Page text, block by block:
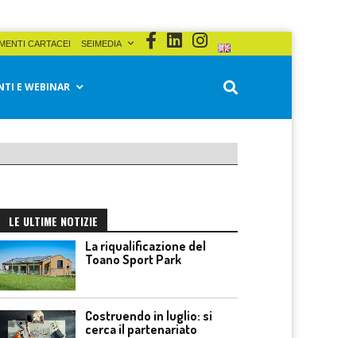
CARTACEI SEIMEDIA
E WEBINAR
LE ULTIME NOTIZIE
La riqualificazione del
Toano Sport Park
Costruendo in luglio: si
cerca il partenariato